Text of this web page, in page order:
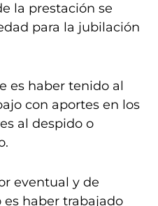
la prestación se
para la jubilación
es haber tenido al
con aportes en los
al despido o
eventual y de
haber trabajado